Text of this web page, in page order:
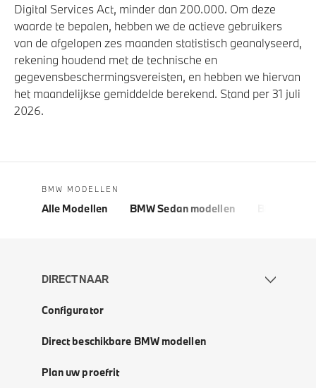
Digital Services Act, minder dan 200.000. Om deze
waarde te bepalen, hebben we de actieve gebruikers
van de afgelopen zes maanden statistisch geanalyseerd,
rekening houdend met de technische en
gegevensbeschermingsvereisten, en hebben we hiervan
het maandelijkse gemiddelde berekend. Stand per 31 juli
2026.
BMW MODELLEN
Alle Modellen BMW Sedan modellen
DIRECT NAAR
Configurator
Direct beschikbare BMW modellen
Plan uw proefrit